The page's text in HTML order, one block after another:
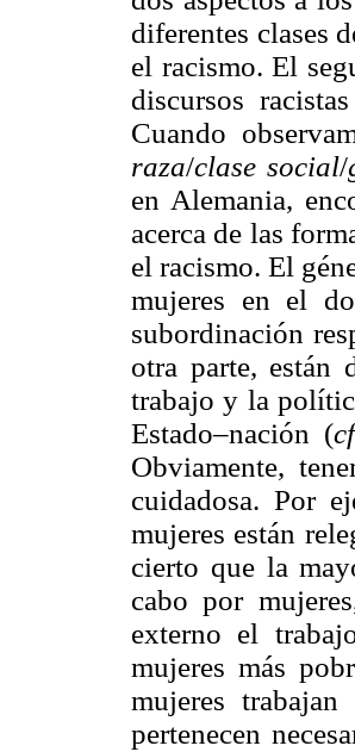
diferentes clases
el racismo. El
discursos
Cuando
raza/clase social/
en Alemania,
acerca de las
el racismo. El
mujeres en el
subordinación
otra parte, están
trabajo y la
Estado–nación (
Obviamente,
cuidadosa. Por
mujeres están
cierto que la
cabo por
externo el
mujeres más
mujeres
pertenecen